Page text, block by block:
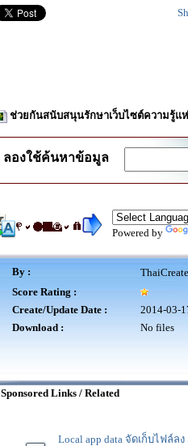
ช่วยกันสนับสนุนรักษาเว็บไซต์ความรู้แ
ลองใช้ค้นหาข้อมูล
Powered by
By :
Score Rating :
Create/Update Date :
2014-03-
Download :
No files
Sponsored Links / Related
Local app data จัดเก็บไฟล์ลง